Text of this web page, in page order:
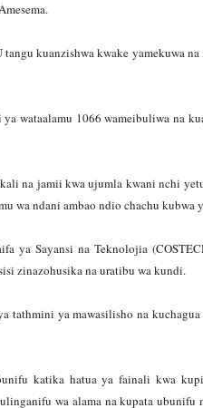
kuanzishwa kwake yamekuwa
wataalamu 1066 wameibuliwa na
na jamii kwa ujumla kwani nchi
wa ndani ambao ndio chachu kubwa
ya Sayansi na Teknolojia
zinazohusika na uratibu wa kundi.
tathmini ya mawasilisho na
katika hatua ya fainali kwa
wa alama na kupata